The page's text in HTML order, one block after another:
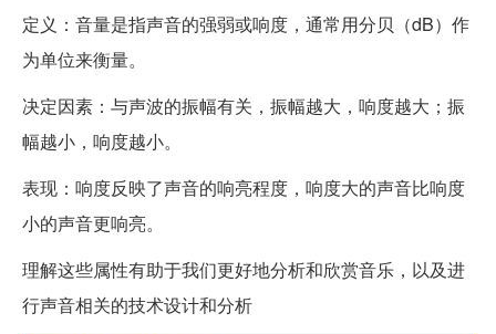
定义：音量是指声音的强弱或响度，通常用分贝（dB）作
为单位来衡量。
决定因素：与声波的振幅有关，振幅越大，响度越大；振
幅越小，响度越小。
表现：响度反映了声音的响亮程度，响度大的声音比响度
小的声音更响亮。
理解这些属性有助于我们更好地分析和欣赏音乐，以及进
行声音相关的技术设计和分析